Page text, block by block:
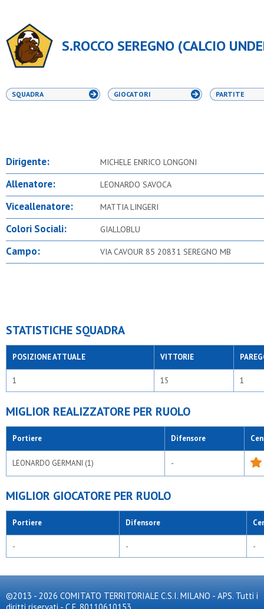
S.ROCCO SEREGNO (CALCIO
SQUADRA GIOCATORI PARTITE
Dirigente: MICHELE ENRICO LONGONI
Allenatore: LEONARDO SAVOCA
Viceallenatore: MATTIA LINGERI
Colori Sociali: GIALLOBLU
Campo: VIA CAVOUR 85 20831 SEREGNO MB
STATISTICHE SQUADRA
POSIZIONE ATTUALE VITTORIE
1 15 1
MIGLIOR REALIZZATORE PER RUOLO
Portiere Difensore
LEONARDO GERMANI (1) -
MIGLIOR GIOCATORE PER RUOLO
Portiere Difensore
- - -
©2013 - 2026 COMITATO TERRITORIALE C.S.I. MILANO - APS. Tutti i